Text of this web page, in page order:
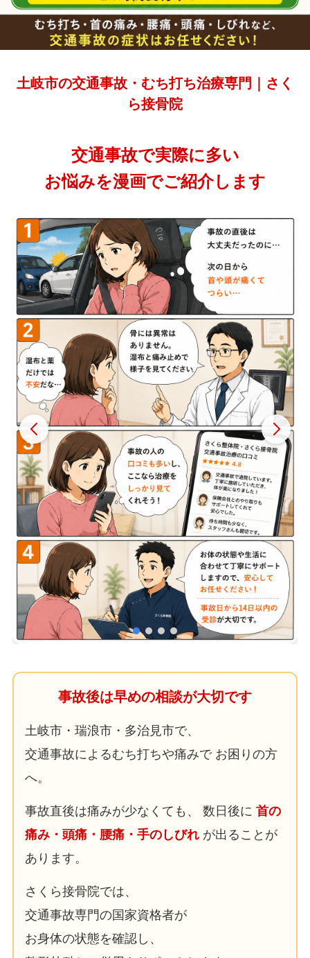
土岐市の交通事故・むち打ち治療専門｜さく
ら接骨院
交通事故で実際に多い
お悩みを漫画でご紹介します
事故後は早めの相談が大切です
土岐市・瑞浪市・多治見市で、
交通事故によるむち打ちや痛みで お困りの方
へ。
事故直後は痛みが少なくても、 数日後に 首の
痛み・頭痛・腰痛・手のしびれが出ることが
あります。
さくら接骨院では、
交通事故専門の国家資格者が
お身体の状態を確認し、